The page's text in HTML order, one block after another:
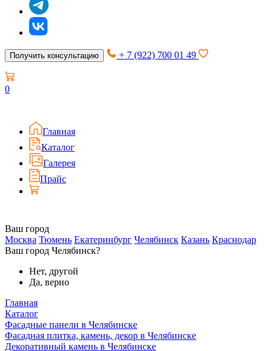
Получить консультацию + 7 (922) 700 01 49
0
Главная
Каталог
Галерея
Прайс
Ваш город
Москва Тюмень Екатеринбург Челябинск Казань Краснодар
Ваш город Челябинск?
Нет, другой
Да, верно
Главная
Каталог
Фасадные панели в Челябинске
Фасадная плитка, камень, декор в Челябинске
Декоративный камень в Челябинске